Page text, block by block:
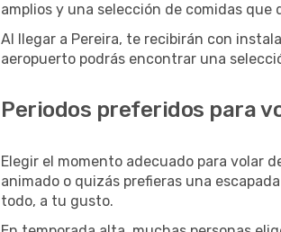
amplios y una selección de comidas
Al llegar a Pereira, te recibirán con
aeropuerto podrás encontrar una
Periodos preferidos para
Elegir el momento adecuado para volar
animado o quizás prefieras una
todo, a tu gusto.